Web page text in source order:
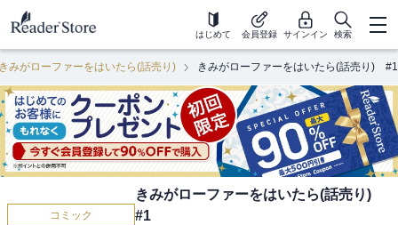
はじめて 会員登録 サインイン 検索
みがローファーをはいたら(話売り) きみがローファーをはいたら(話売り) #1
コミック
きみがローファーをはいたら(話売り)
#1